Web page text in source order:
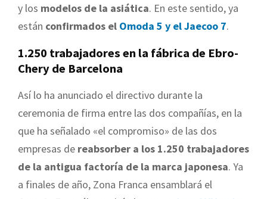
y los modelos de la asiática. En este sentido, ya
están confirmados el Omoda 5 y el Jaecoo 7.
1.250 trabajadores en la fábrica de Ebro-
Chery de Barcelona
Así lo ha anunciado el directivo durante la
ceremonia de firma entre las dos compañías, en la
que ha señalado «el compromiso» de las dos
empresas de reabsorber a los 1.250 trabajadores
de la antigua factoría de la marca japonesa. Ya
a finales de año, Zona Franca ensamblará el